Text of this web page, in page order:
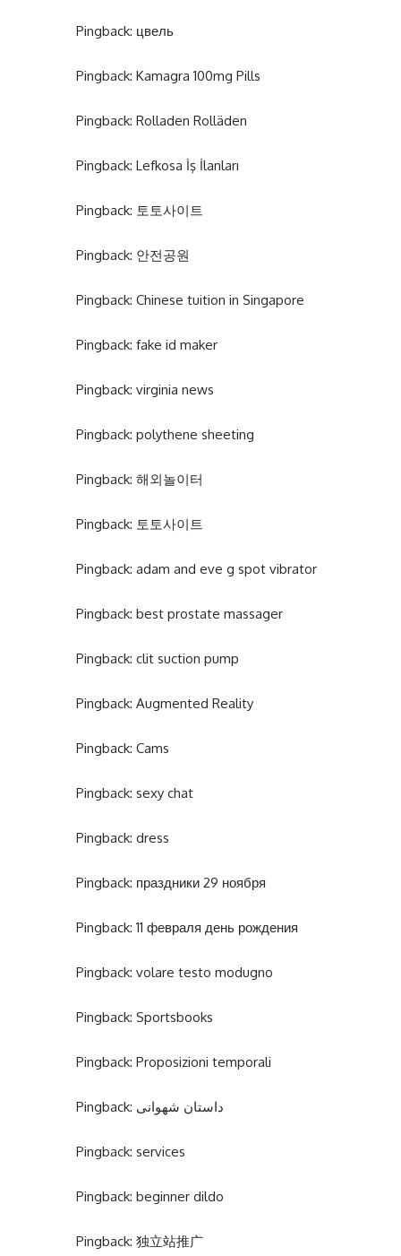
Pingback: цвель
Pingback: Kamagra 100mg Pills
Pingback: Rolladen Rolläden
Pingback: Lefkosa İş İlanları
Pingback: 토토사이트
Pingback: 안전공원
Pingback: Chinese tuition in Singapore
Pingback: fake id maker
Pingback: virginia news
Pingback: polythene sheeting
Pingback: 해외놀이터
Pingback: 토토사이트
Pingback: adam and eve g spot vibrator
Pingback: best prostate massager
Pingback: clit suction pump
Pingback: Augmented Reality
Pingback: Cams
Pingback: sexy chat
Pingback: dress
Pingback: праздники 29 ноября
Pingback: 11 февраля день рождения
Pingback: volare testo modugno
Pingback: Sportsbooks
Pingback: Proposizioni temporali
Pingback: داستان شهوانی
Pingback: services
Pingback: beginner dildo
Pingback: 独立站推广